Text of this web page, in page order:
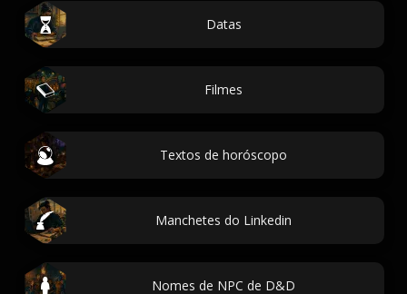
Datas
Filmes
Textos de horóscopo
Manchetes do Linkedin
Nomes de NPC de D&D